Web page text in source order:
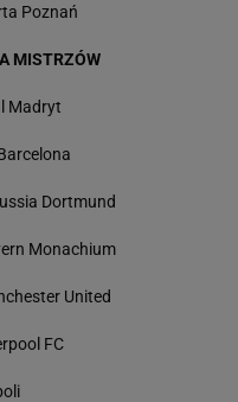
Poznań
MISTRZÓW
Madryt
Dortmund
Monachium
United
FC